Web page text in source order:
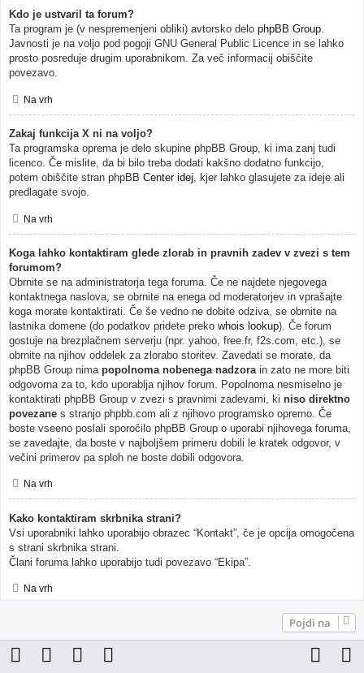
Kdo je ustvaril ta forum?
Ta program je (v nespremenjeni obliki) avtorsko delo phpBB Group.
Javnosti je na voljo pod pogoji GNU General Public Licence in se lahko
prosto posreduje drugim uporabnikom. Za več informacij obiščite
povezavo.
Na vrh
Zakaj funkcija X ni na voljo?
Ta programska oprema je delo skupine phpBB Group, ki ima zanj tudi
licenco. Če mislite, da bi bilo treba dodati kakšno dodatno funkcijo,
potem obiščite stran phpBB Center idej, kjer lahko glasujete za ideje ali
predlagate svojo.
Na vrh
Koga lahko kontaktiram glede zlorab in pravnih zadev v zvezi s tem
forumom?
Obrnite se na administratorja tega foruma. Če ne najdete njegovega
kontaktnega naslova, se obrnite na enega od moderatorjev in vprašajte
koga morate kontaktirati. Če še vedno ne dobite odziva, se obrnite na
lastnika domene (do podatkov pridete preko whois lookup). Če forum
gostuje na brezplačnem serverju (npr. yahoo, free.fr, f2s.com, etc.), se
obrnite na njihov oddelek za zlorabo storitev. Zavedati se morate, da
phpBB Group nima popolnoma nobenega nadzora in zato ne more biti
odgovorna za to, kdo uporablja njihov forum. Popolnoma nesmiselno je
kontaktirati phpBB Group v zvezi s pravnimi zadevami, ki niso direktno
povezane s stranjo phpbb.com ali z njihovo programsko opremo. Če
boste vseeno poslali sporočilo phpBB Group o uporabi njihovega foruma,
se zavedajte, da boste v najboljšem primeru dobili le kratek odgovor, v
večini primerov pa sploh ne boste dobili odgovora.
Na vrh
Kako kontaktiram skrbnika strani?
Vsi uporabniki lahko uporabijo obrazec “Kontakt”, če je opcija omogočena
s strani skrbnika strani.
Člani foruma lahko uporabijo tudi povezavo “Ekipa”.
Na vrh
Pojdi na